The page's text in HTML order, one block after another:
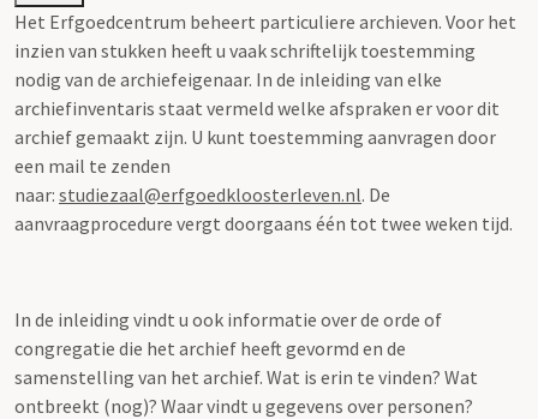
Het Erfgoedcentrum beheert particuliere archieven. Voor het
inzien van stukken heeft u vaak schriftelijk toestemming
nodig van de archiefeigenaar. In de inleiding van elke
archiefinventaris staat vermeld welke afspraken er voor dit
archief gemaakt zijn. U kunt toestemming aanvragen door
een mail te zenden
naar: studiezaal@erfgoedkloosterleven.nl. De
aanvraagprocedure vergt doorgaans één tot twee weken tijd.
In de inleiding vindt u ook informatie over de orde of
congregatie die het archief heeft gevormd en de
samenstelling van het archief. Wat is erin te vinden? Wat
ontbreekt (nog)? Waar vindt u gegevens over personen?